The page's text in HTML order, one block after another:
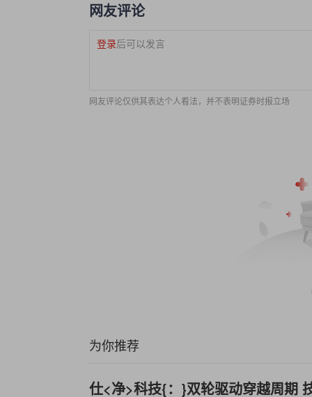
网友评论
登录后可以发言
网友评论仅供其表达个人看法，并不表明证券时报立场
为你推荐
仕<净>科技{：}双轮驱动穿越周期